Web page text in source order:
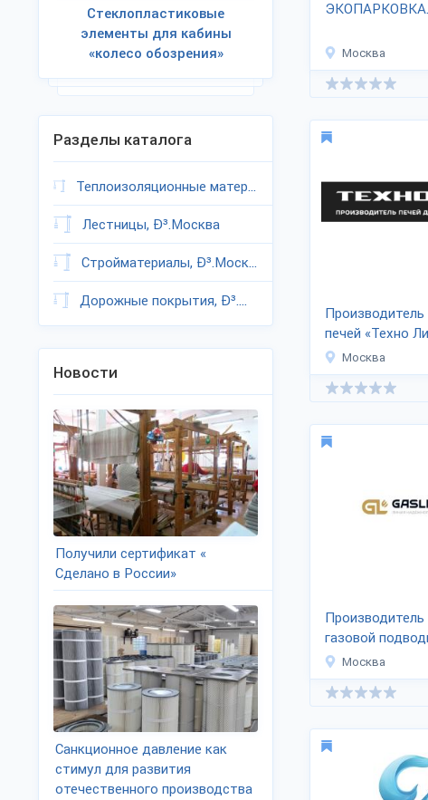
Москва
печей «Техно
Москва
Производитель
газовой
«ГАЗЛАЙН»
Москва
Стеклопластиковые
элементы для кабины
«колесо обозрения»
Разделы каталога
Теплоизоляционные материалы, Ð³.Москва
Лестницы, Ð³.Москва
Стройматериалы, Ð³.Москва
Дорожные покрытия, Ð³.Москва
Новости
Получили сертификат «
Сделано в России»
Санкционное давление как
стимул для развития
отечественного производства